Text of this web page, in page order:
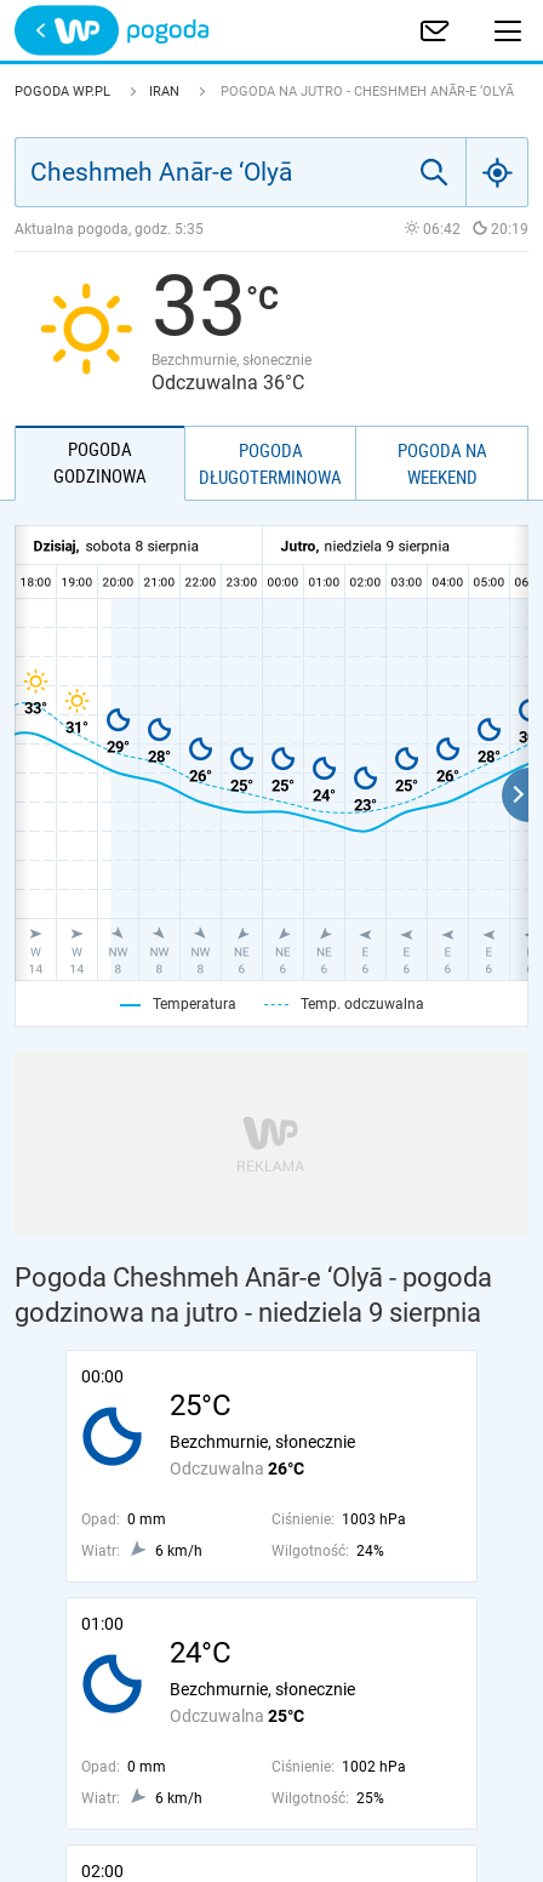
Trwa ładowanie
POLSKA
JAKOŚĆ POWIETRZA
POGODA WP.PL IRAN POGODA NA JUTRO - CHESHMEH ANĀR-E ‘OLYĀ
Aktualna pogoda, godz. 5:35 06:42 20:19
33
Bezchmurnie, słonecznie
Odczuwalna 36°C
POGODA
GODZINOWA
POGODA
DŁUGOTERMINOWA
POGODA NA
WEEKEND
Temperatura Temp. odczuwalna
Pogoda Cheshmeh Anār-e ‘Olyā - pogoda
godzinowa na jutro - niedziela 9 sierpnia
00:00
25°C
Odczuwalna 26°C
Bezchmurnie, słonecznie
Opad: 0 mm Ciśnienie: 1003 hPa
Wiatr:
6 km/h Wilgotność: 24%
01:00
24°C
Odczuwalna 25°C
Bezchmurnie, słonecznie
Opad: 0 mm Ciśnienie: 1002 hPa
Wiatr:
6 km/h Wilgotność: 25%
02:00